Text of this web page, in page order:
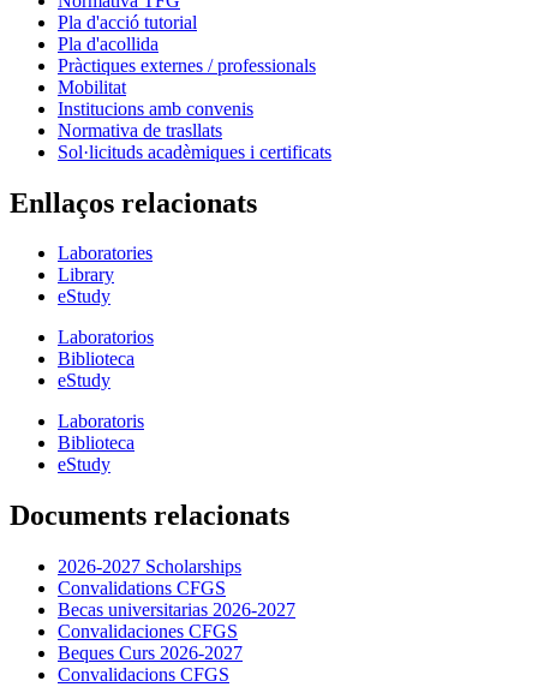
Pla d'acció tutorial
Pla d'acollida
Pràctiques externes / professionals
Mobilitat
Institucions amb convenis
Normativa de trasllats
Sol·licituds acadèmiques i certificats
Enllaços relacionats
Laboratories
Library
eStudy
Laboratorios
Biblioteca
eStudy
Laboratoris
Biblioteca
eStudy
Documents relacionats
2026-2027 Scholarships
Convalidations CFGS
Becas universitarias 2026-2027
Convalidaciones CFGS
Beques Curs 2026-2027
Convalidacions CFGS